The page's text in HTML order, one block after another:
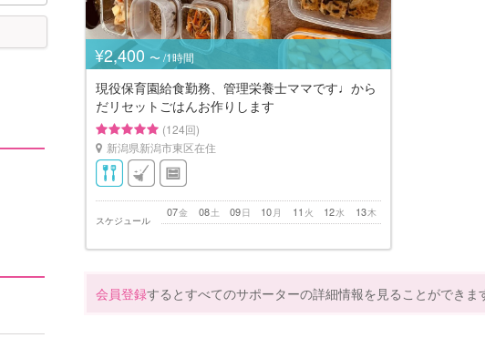
¥2,400 〜 /1時間
現役保育園給食勤務、管理栄養士ママです♩から
だリセットごはんお作りします
(124回)
新潟県新潟市東区在住
スケジュール
金
07 土
08 日
09 月
10 火
11 水
12 木
13
会員登録するとすべてのサポーターの詳細情報を見ることができま